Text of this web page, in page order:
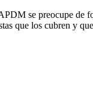
se preocupe de
que los cubren y